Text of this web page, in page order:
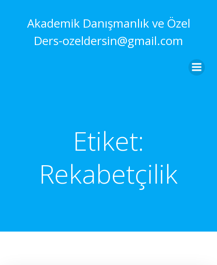
Akademik Danışmanlık ve Özel
Ders-ozeldersin@gmail.com
Etiket:
Rekabetçilik